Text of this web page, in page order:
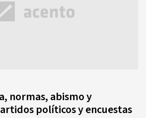
normas, abismo y
políticos y encuestas